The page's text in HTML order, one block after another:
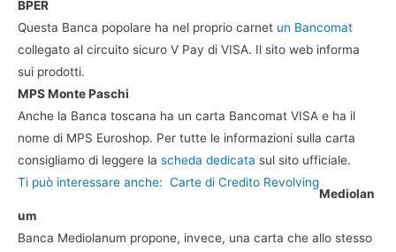
BPER
Questa Banca popolare ha nel proprio carnet un Bancomat
collegato al circuito sicuro V Pay di VISA. Il sito web informa
sui prodotti.
MPS Monte Paschi
Anche la Banca toscana ha un carta Bancomat VISA e ha il
nome di MPS Euroshop. Per tutte le informazioni sulla carta
consigliamo di leggere la scheda dedicata sul sito ufficiale.
Ti può interessare anche: Carte di Credito Revolving
Mediolan
um
Banca Mediolanum propone, invece, una carta che allo stesso